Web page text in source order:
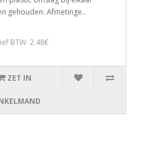
gehouden. Afmetinge..
BTW: 2.48€
ZET IN